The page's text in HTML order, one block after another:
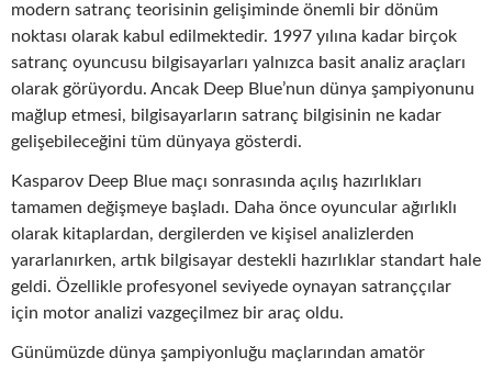
modern satranç teorisinin gelişiminde önemli bir dönüm
noktası olarak kabul edilmektedir. 1997 yılına kadar birçok
satranç oyuncusu bilgisayarları yalnızca basit analiz araçları
olarak görüyordu. Ancak Deep Blue’nun dünya şampiyonunu
mağlup etmesi, bilgisayarların satranç bilgisinin ne kadar
gelişebileceğini tüm dünyaya gösterdi.
Kasparov Deep Blue maçı sonrasında açılış hazırlıkları
tamamen değişmeye başladı. Daha önce oyuncular ağırlıklı
olarak kitaplardan, dergilerden ve kişisel analizlerden
yararlanırken, artık bilgisayar destekli hazırlıklar standart hale
geldi. Özellikle profesyonel seviyede oynayan satranççılar
için motor analizi vazgeçilmez bir araç oldu.
Günümüzde dünya şampiyonluğu maçlarından amatör